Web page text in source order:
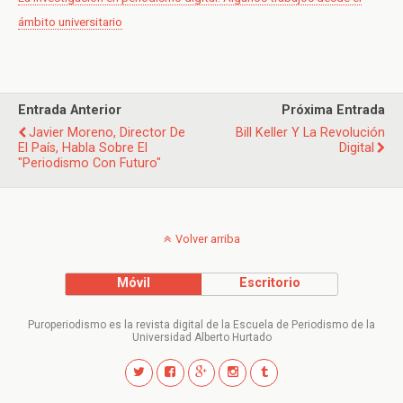
ámbito universitario
Entrada Anterior
Javier Moreno, Director De
El País, Habla Sobre El
"periodismo Con Futuro"
Próxima Entrada
Bill Keller Y La Revolución
Digital
Volver arriba
Móvil Escritorio
Puroperiodismo es la revista digital de la Escuela de Periodismo de la
Universidad Alberto Hurtado